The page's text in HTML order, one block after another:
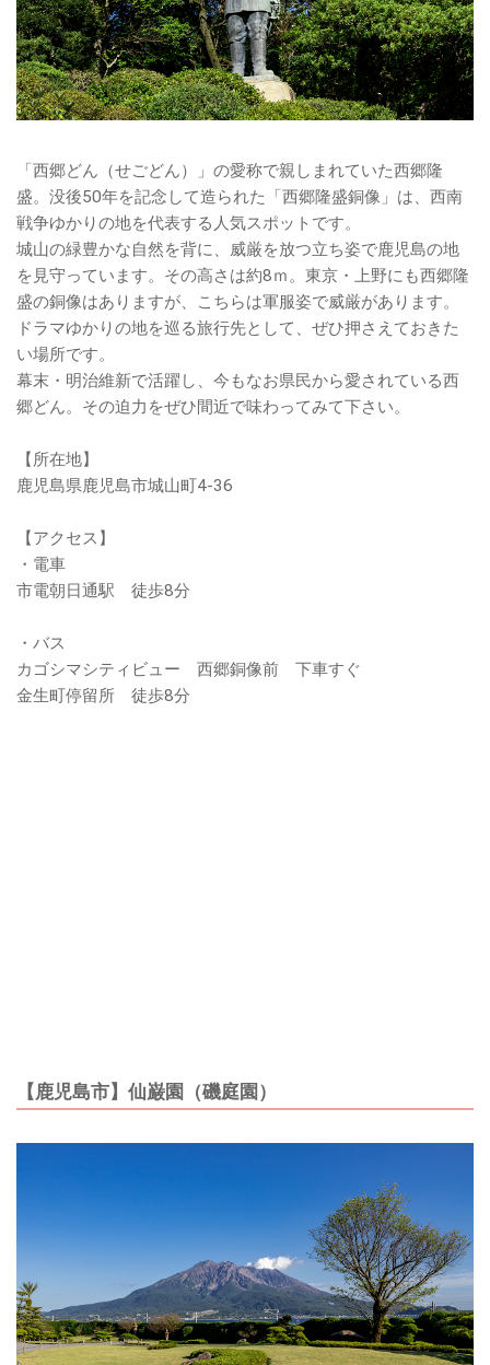
「西郷どん（せごどん）」の愛称で親しまれていた西郷隆
盛。没後50年を記念して造られた「西郷隆盛銅像」は、西南
戦争ゆかりの地を代表する人気スポットです。
城山の緑豊かな自然を背に、威厳を放つ立ち姿で鹿児島の地
を見守っています。その高さは約8ｍ。東京・上野にも西郷隆
盛の銅像はありますが、こちらは軍服姿で威厳があります。
ドラマゆかりの地を巡る旅行先として、ぜひ押さえておきた
い場所です。
幕末・明治維新で活躍し、今もなお県民から愛されている西
郷どん。その迫力をぜひ間近で味わってみて下さい。
【所在地】
鹿児島県鹿児島市城山町4-36
【アクセス】
・電車
市電朝日通駅 徒歩8分
・バス
カゴシマシティビュー 西郷銅像前 下車すぐ
金生町停留所 徒歩8分
【鹿児島市】仙巌園（磯庭園）